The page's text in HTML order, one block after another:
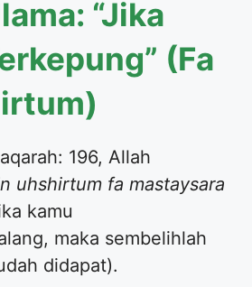
“Jika
(Fa
196, Allah
uhshirtum fa mastaysara
kamu
maka sembelihlah
didapat).